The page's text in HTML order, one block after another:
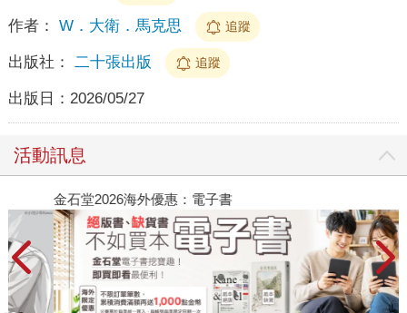
作者： W．大衛．馬克思 追蹤
出版社： 二十張出版 追蹤
出版日： 2026/05/27
活動訊息
金石堂2026海外優惠：電子書